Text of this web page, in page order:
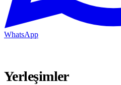
WhatsApp
Yerleşimler